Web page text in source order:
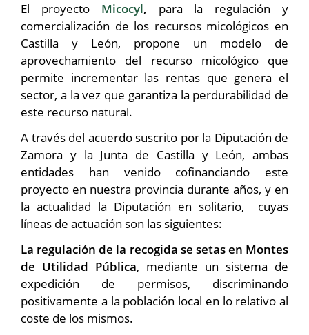
El proyecto Micocyl, para la regulación y
comercialización de los recursos micológicos en
Castilla y León, propone un modelo de
aprovechamiento del recurso micológico que
permite incrementar las rentas que genera el
sector, a la vez que garantiza la perdurabilidad de
este recurso natural.
A través del acuerdo suscrito por la Diputación de
Zamora y la Junta de Castilla y León, ambas
entidades han venido cofinanciando este
proyecto en nuestra provincia durante años, y en
la actualidad la Diputación en solitario, cuyas
líneas de actuación son las siguientes:
La regulación de la recogida se setas en Montes
de Utilidad Pública, mediante un sistema de
expedición de permisos, discriminando
positivamente a la población local en lo relativo al
coste de los mismos.